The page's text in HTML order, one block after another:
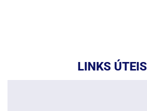
LINKS ÚTEIS